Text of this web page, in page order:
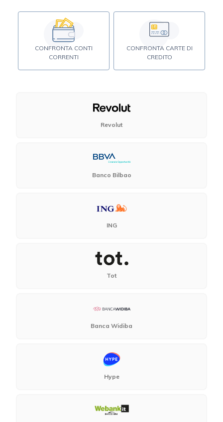
CONFRONTA CONTI
CORRENTI
CONFRONTA CARTE DI
CREDITO
Revolut
Banco Bilbao
ING
Tot
Banca Widiba
Hype